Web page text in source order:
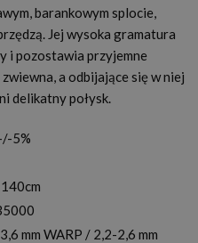
barankowym splocie,
Jej wysoka gramatura
i pozostawia przyjemne
a odbijające się w niej
delikatny połysk.
5%
mm WARP / 2,2-2,6 mm